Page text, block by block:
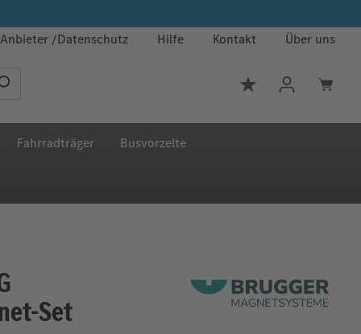
Anbieter Datenschutz Hilfe Kontakt Über uns
Du hast 0
Fahrradträger Busvorzelte
Set